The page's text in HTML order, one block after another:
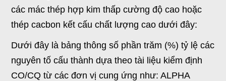
các mác thép hợp kim thấp cường độ cao hoặc
thép cacbon kết cấu chất lượng cao dưới đây:
Dưới đây là bảng thông số phần trăm (%) tỷ lệ các
nguyên tố cấu thành dựa theo tài liệu kiểm định
CO/CQ từ các đơn vị cung ứng như: ALPHA